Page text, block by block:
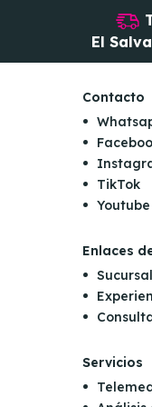
El
Contacto
TikTok
Youtube
Enlaces
Servicios